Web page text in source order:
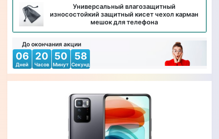
Универсальный влагозащитный
износостойкий защитный кисет чехол карман
мешок для телефона
До окончания акции
06
Дней
20
Часов
50
Минут
56
Секунд